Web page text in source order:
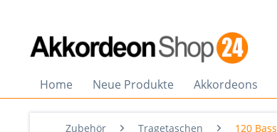
Home Neue Produkte Akkordeons
Zubehör Tragetaschen 120 Bass